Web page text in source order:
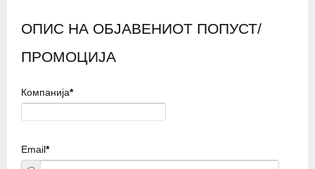
ОПИС НА ОБЈАВЕНИОТ ПОПУСТ/
ПРОМОЦИЈА
Компанија*
Email*